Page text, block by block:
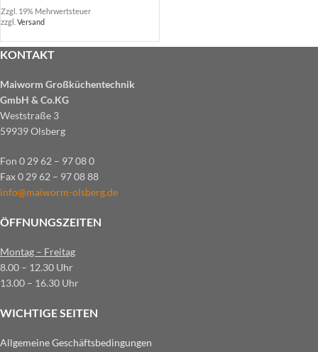
Zzgl. 19% Mehrwertsteuer
zzgl. Versand
KONTAKT
Maiworm Großküchentechnik
GmbH & Co.KG
Weststraße 3
59939 Olsberg
Fon 0 29 62 – 97 08 0
Fax 0 29 62 – 97 08 88
info@maiworm-olsberg.de
ÖFFNUNGSZEITEN
Montag – Freitag
8.00 – 12.30 Uhr
13.00 – 16.30 Uhr
WICHTIGE SEITEN
Allgemeine Geschäftsbedingungen